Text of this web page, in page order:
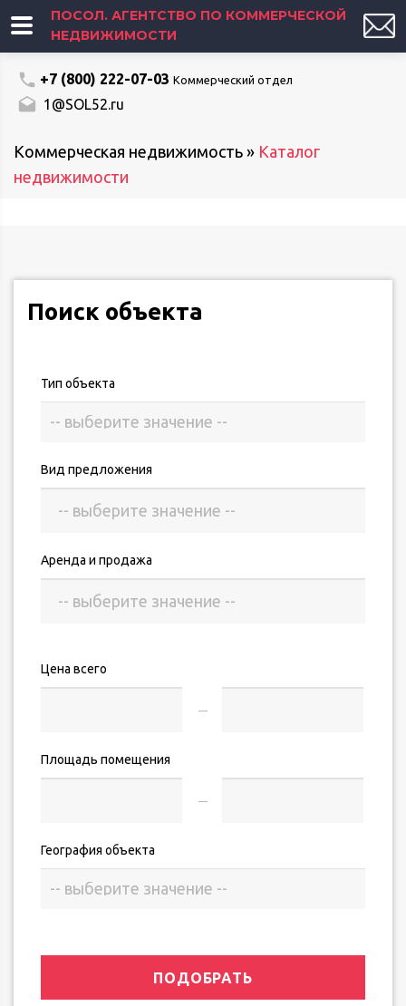
+7 (800) 222-07-03 Коммерческий отдел
1@SOL52.ru
ПОСОЛ. АГЕНТСТВО ПО КОММЕРЧЕСКОЙ
НЕДВИЖИМОСТИ
Коммерческая недвижимость » Каталог
недвижимости
Поиск объекта
Тип объекта
Вид предложения
Аренда и продажа
Цена всего
Площадь помещения
География объекта
ПОДОБРАТЬ